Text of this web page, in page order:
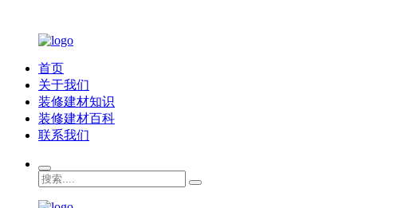
首页
关于我们
装修建材知识
装修建材百科
联系我们